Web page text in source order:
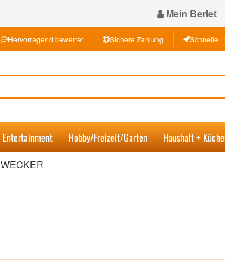
Mein Berlet
Hervorragend bewertet Sichere Zahlung Schnelle
Entertainment Hobby/Freizeit/Garten Haushalt +
WECKER